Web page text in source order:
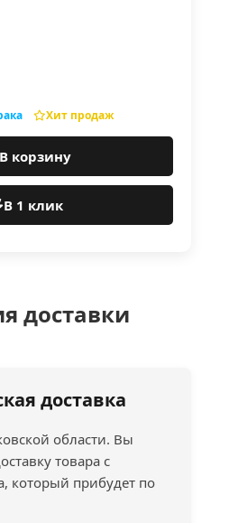
Хит продаж
корзину
В 1 клик
доставки
доставка
области. Вы
товара с
который прибудет по